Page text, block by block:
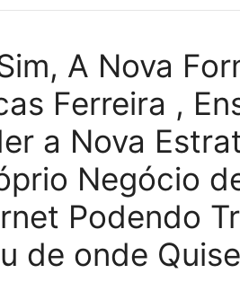
A Nova
Ferreira ,
a Nova
Negócio
Podendo
de onde